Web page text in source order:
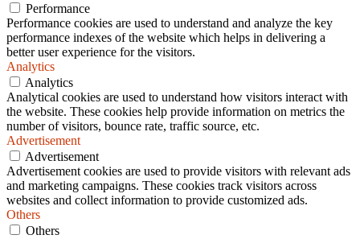
Performance
Performance cookies are used to understand and analyze the key
performance indexes of the website which helps in delivering a
better user experience for the visitors.
Analytics
Analytics
Analytical cookies are used to understand how visitors interact with
the website. These cookies help provide information on metrics the
number of visitors, bounce rate, traffic source, etc.
Advertisement
Advertisement
Advertisement cookies are used to provide visitors with relevant ads
and marketing campaigns. These cookies track visitors across
websites and collect information to provide customized ads.
Others
Others